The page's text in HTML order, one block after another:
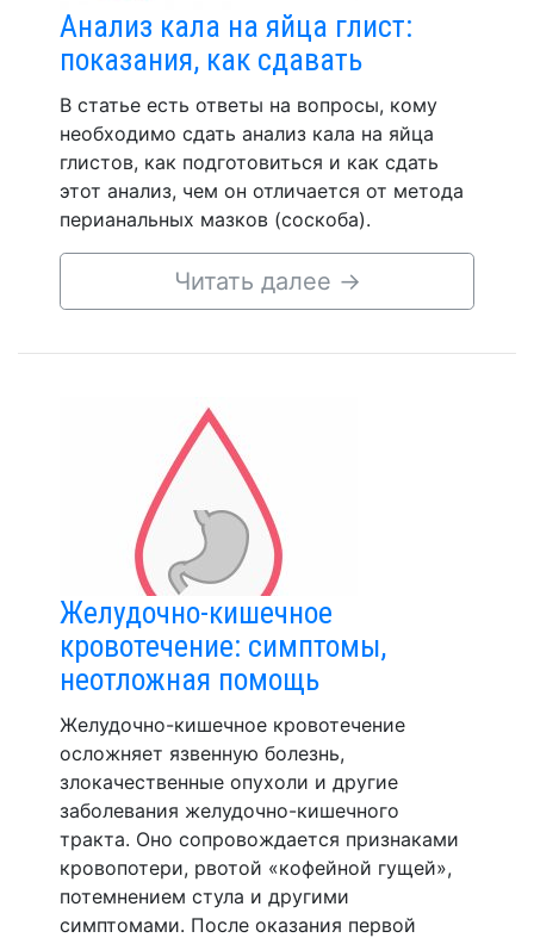
Анализ кала на яйца глист:
показания, как сдавать
В статье есть ответы на вопросы, кому
необходимо сдать анализ кала на яйца
глистов, как подготовиться и как сдать
этот анализ, чем он отличается от метода
перианальных мазков (соскоба).
Читать далее →
Желудочно-кишечное
кровотечение: симптомы,
неотложная помощь
Желудочно-кишечное кровотечение
осложняет язвенную болезнь,
злокачественные опухоли и другие
заболевания желудочно-кишечного
тракта. Оно сопровождается признаками
кровопотери, рвотой «кофейной гущей»,
потемнением стула и другими
симптомами. После оказания первой